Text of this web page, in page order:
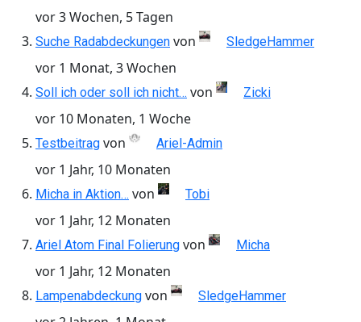
vor 3 Wochen, 5 Tagen
Suche Radabdeckungen von SledgeHammer
vor 1 Monat, 3 Wochen
Soll ich oder soll ich nicht… von Zicki
vor 10 Monaten, 1 Woche
Testbeitrag von Ariel-Admin
vor 1 Jahr, 10 Monaten
Micha in Aktion… von Tobi
vor 1 Jahr, 12 Monaten
Ariel Atom Final Folierung von Micha
vor 1 Jahr, 12 Monaten
Lampenabdeckung von SledgeHammer